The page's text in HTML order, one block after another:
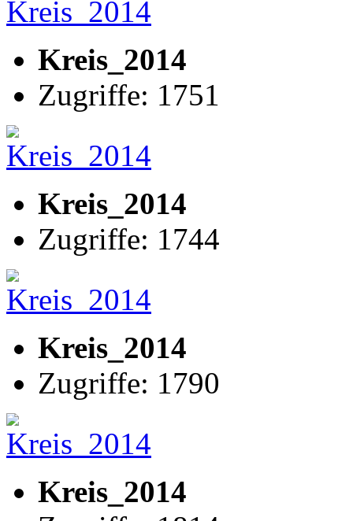
Kreis_2014
Zugriffe: 1751
Kreis_2014
Zugriffe: 1744
Kreis_2014
Zugriffe: 1790
Kreis_2014